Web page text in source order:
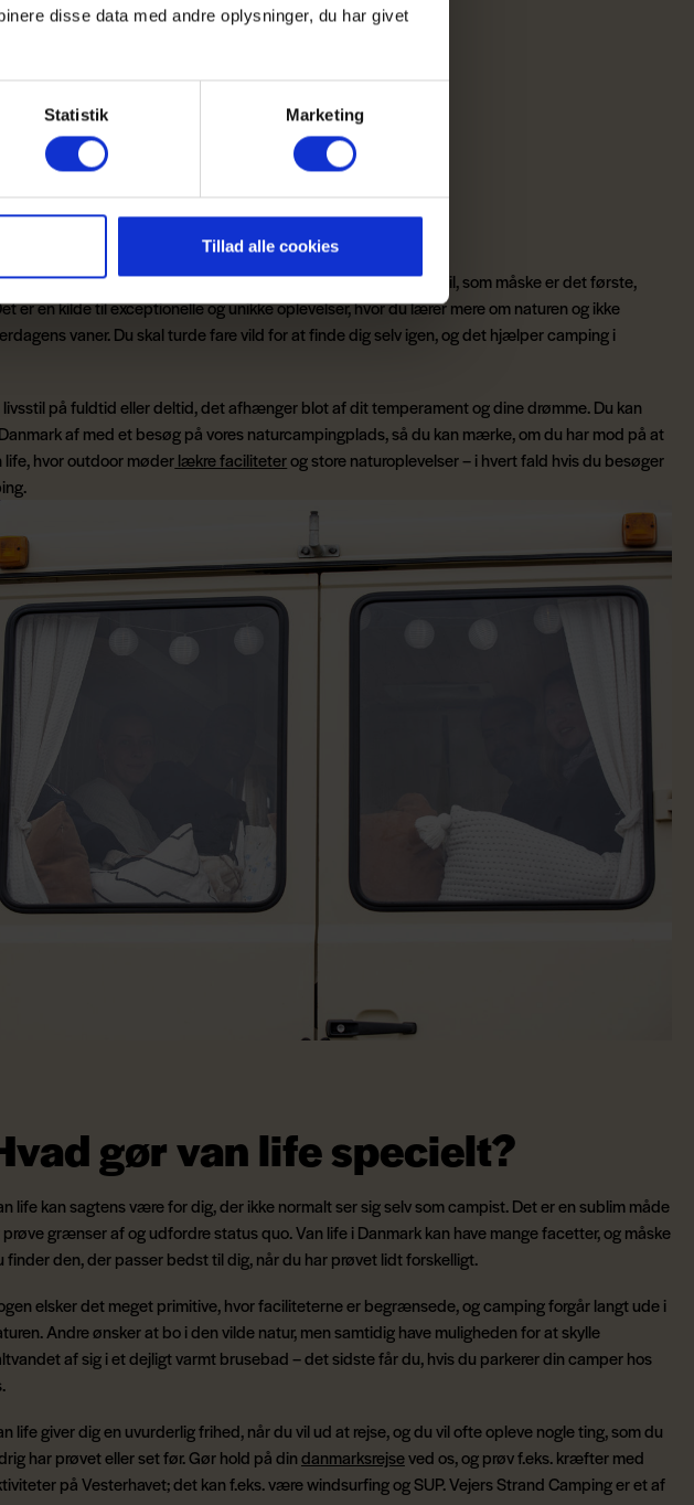
disse data med andre oplysninger, du har givet
Statistik Marketing
Tillad alle cookies
Camping til Van Life & Barbeque
van life?
af frihed, og det er meget mere end en madras i en gammel bil, som måske er det første,
er en kilde til exceptionelle og unikke oplevelser, hvor du lærer mere om naturen og ikke
vaner. Du skal turde fare vild for at finde dig selv igen, og det hjælper camping i
på fuldtid eller deltid, det afhænger blot af dit temperament og dine drømme. Du kan
af med et besøg på vores naturcampingplads, så du kan mærke, om du har mod på at
life, hvor outdoor møderlækre faciliteterog store naturoplevelser – i hvert fald hvis du besøger
gør van life specielt?
life kan sagtens være for dig, der ikke normalt ser sig selv som campist. Det er en sublim måde
grænser af og udfordre status quo. Van life i Danmark kan have mange facetter, og måske
finder den, der passer bedst til dig, når du har prøvet lidt forskelligt.
elsker det meget primitive, hvor faciliteterne er begrænsede, og camping forgår langt ude i
Andre ønsker at bo i den vilde natur, men samtidig have muligheden for at skylle
af sig i et dejligt varmt brusebad – det sidste får du, hvis du parkerer din camper hos
life giver dig en uvurderlig frihed, når du vil ud at rejse, og du vil ofte opleve nogle ting, som du
har prøvet eller set før. Gør hold på dindanmarksrejseved os, og prøv f.eks. kræfter med
på Vesterhavet; det kan f.eks. være windsurfing og SUP. Vejers Strand Camping er et af